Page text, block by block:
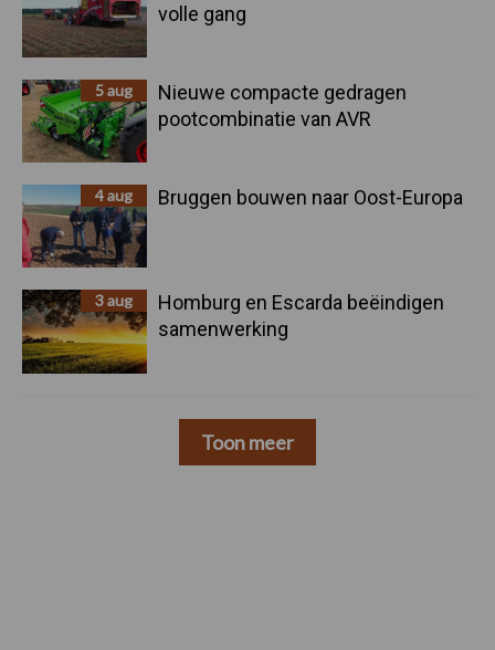
volle gang
5 aug
Nieuwe compacte gedragen
pootcombinatie van AVR
4 aug Bruggen bouwen naar Oost-Europa
3 aug
Homburg en Escarda beëindigen
samenwerking
Toon meer